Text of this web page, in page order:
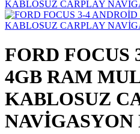
FORD FOCUS
4GB RAM
KABLOSUZ
NAVİGASYON